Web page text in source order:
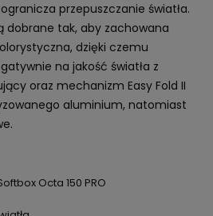
przepuszczanie światła.
dobrane tak, aby zachowana
dzięki czemu
na jakość światła z
oraz mechanizm Easy Fold II
aluminium, natomiast
Octa 150 PRO